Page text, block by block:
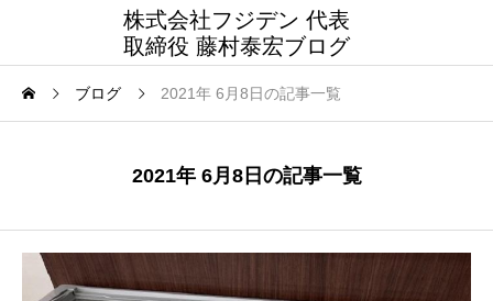
株式会社フジデン 代表
取締役 藤村泰宏ブログ
ブログ 2021年 6月8日の記事一覧
2021年 6月8日の記事一覧